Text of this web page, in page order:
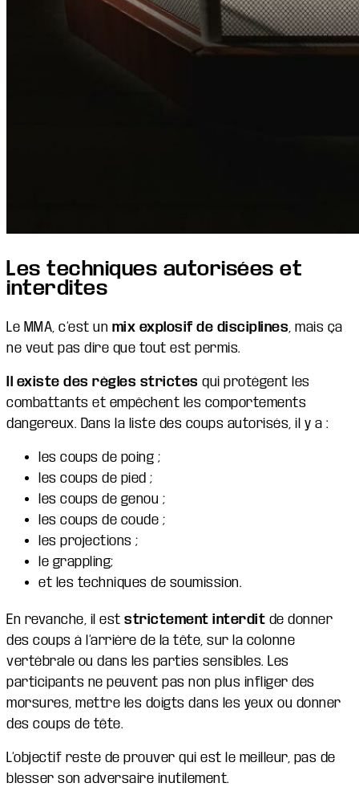
Les techniques autorisées et
interdites
Le MMA, c’est un mix explosif de disciplines, mais ça
ne veut pas dire que tout est permis.
Il existe des règles strictes qui protègent les
combattants et empêchent les comportements
dangereux. Dans la liste des coups autorisés, il y a :
les coups de poing ;
les coups de pied ;
les coups de genou ;
les coups de coude ;
les projections ;
le grappling;
et les techniques de soumission.
En revanche, il est strictement interdit de donner
des coups à l’arrière de la tête, sur la colonne
vertébrale ou dans les parties sensibles. Les
participants ne peuvent pas non plus infliger des
morsures, mettre les doigts dans les yeux ou donner
des coups de tête.
L’objectif reste de prouver qui est le meilleur, pas de
blesser son adversaire inutilement.